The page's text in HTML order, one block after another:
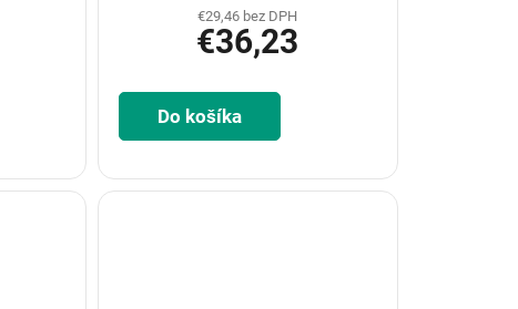
€29,46 bez DPH
€36,23
Do košíka